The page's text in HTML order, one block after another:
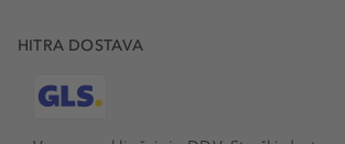
HITRA DOSTAVA